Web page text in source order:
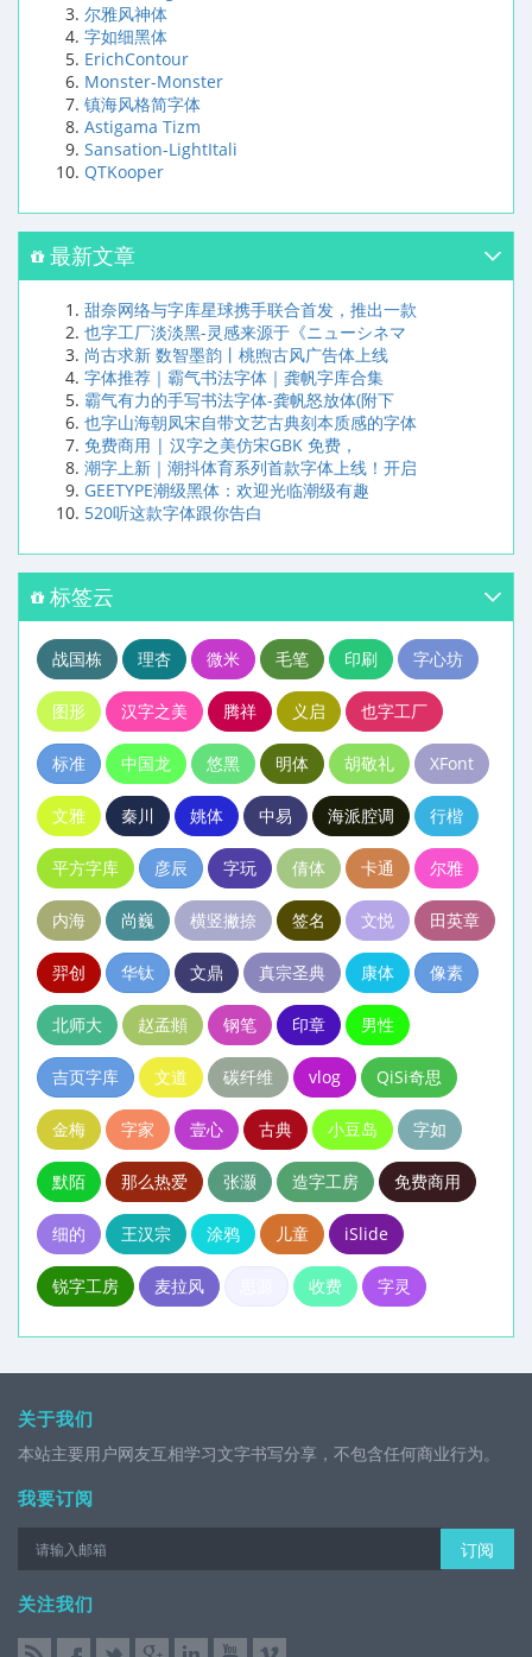
尔雅风神体
字如细黑体
ErichContour
Monster-Monster
镇海风格简字体
Astigama Tizm
Sansation-LightItali
QTKooper
最新文章
甜奈网络与字库星球携手联合首发，推出一款
也字工厂淡淡黑-灵感来源于《ニューシネマ
尚古求新 数智墨韵丨桃煦古风广告体上线
字体推荐｜霸气书法字体｜龚帆字库合集
霸气有力的手写书法字体-龚帆怒放体(附下
也字山海朝凤宋自带文艺古典刻本质感的字体
免费商用 | 汉字之美仿宋GBK 免费，
潮字上新｜潮抖体育系列首款字体上线！开启
GEETYPE潮级黑体：欢迎光临潮级有趣
520听这款字体跟你告白
标签云
战国栋 理杏 微米 毛笔 印刷 字心坊
图形 汉字之美 腾祥 义启 也字工厂
标准 中国龙 悠黑 明体 胡敬礼 XFont
文雅 秦川 姚体 中易 海派腔调 行楷
平方字库 彦辰 字玩 倩体 卡通 尔雅
内海 尚巍 横竖撇捺 签名 文悦 田英章
羿创 华钛 文鼎 真宗圣典 康体 像素
北师大 赵孟頫 钢笔 印章 男性
吉页字库 文道 碳纤维 vlog QiSi奇思
金梅 字家 壹心 古典 小豆岛 字如
默陌 那么热爱 张灏 造字工房 免费商用
细的 王汉宗 涂鸦 儿童 iSlide
锐字工房 麦拉风 收费 字灵
关于我们
本站主要用户网友互相学习文字书写分享，不包含任何商业行为。
我要订阅
订阅
关注我们